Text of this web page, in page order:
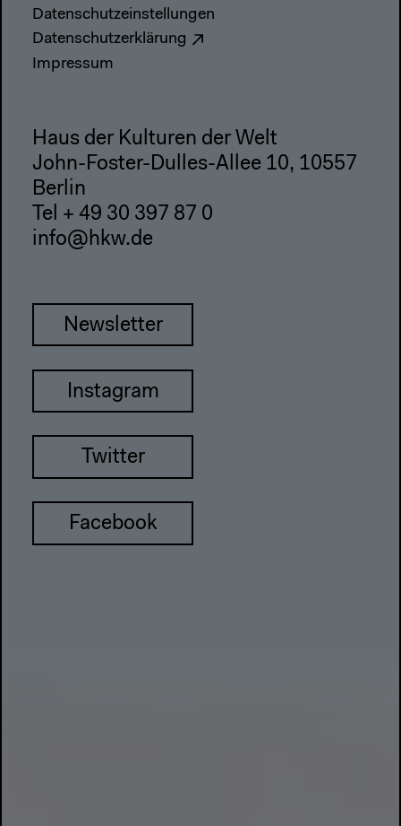
Datenschutzeinstellungen
Datenschutzerklärung
Impressum
Haus der Kulturen der Welt
John-Foster-Dulles-Allee 10, 10557
Berlin
Tel + 49 30 397 87 0
info@hkw.de
Newsletter
Instagram
Twitter
Facebook